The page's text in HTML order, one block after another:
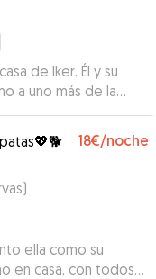
de Iker. Él y su
a uno más de la
mantenido al
momento con
primera vez que
que tampoco
familia!
18€/noche
)
ella como su
en casa, con todos